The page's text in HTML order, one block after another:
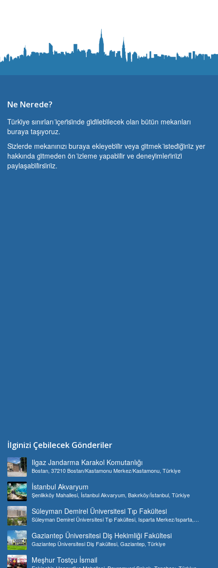
Ne Nerede?
Türki̇ye sınırları i̇çeri̇si̇nde gi̇di̇lebi̇lecek olan bütün mekanları
buraya taşıyoruz.
Si̇zlerde mekanınızı buraya ekleyebi̇li̇r veya gi̇tmek i̇stedi̇ği̇ni̇z yer
hakkında gi̇tmeden ön i̇zleme yapabi̇li̇r ve deneyi̇mleri̇ni̇zi̇
paylaşabi̇li̇rsi̇ni̇z.
İlginizi Çebilecek Gönderiler
Ilgaz Jandarma Karakol Komutanlığı
Bostan, 37210 Bostan/Kastamonu Merkez/Kastamonu, Türkiye
İstanbul Akvaryum
Şenlikköy Mahallesi, İstanbul Akvaryum, Bakırköy/İstanbul, Türkiye
Süleyman Demirel Üniversitesi Tıp Fakültesi
Süleyman Demirel Üniversitesi Tıp Fakültesi, Isparta Merkez/Isparta,
Gaziantep Üniversitesi Diş Hekimliği Fakültesi
Gaziantep Üniversitesi Diş Fakültesi, Gaziantep, Türkiye
Meşhur Tostçu İsmail